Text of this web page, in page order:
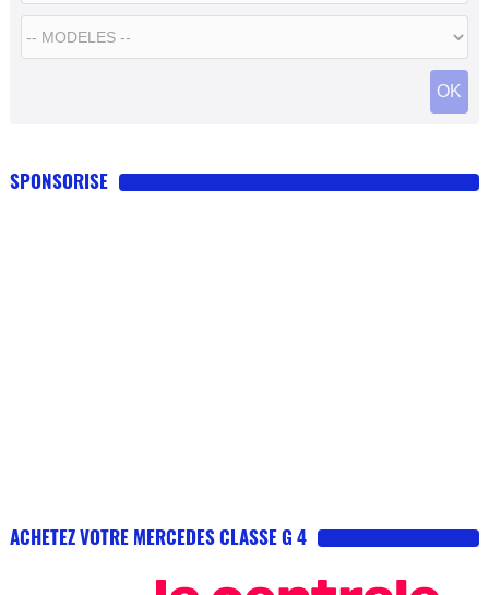
SPONSORISE
ACHETEZ VOTRE MERCEDES CLASSE G 4